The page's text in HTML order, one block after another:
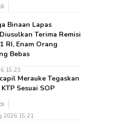
Binaan Lapas
Terima Remisi
RI, Enam Orang
Bebas
15:23
Merauke Tegaskan
Sesuai SOP
2026 15:21